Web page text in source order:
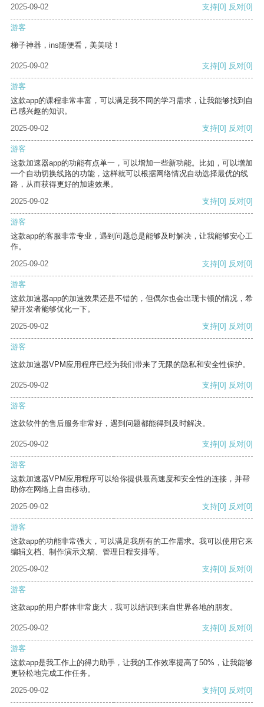
2025-09-02
支持[0] 反对[0]
游客
梯子神器，ins随便看，美美哒！
2025-09-02 支持[0] 反对[0]
游客
这款app的课程非常丰富，可以满足我不同的学习需求，让我能够找到自
己感兴趣的知识。
2025-09-02
支持[0] 反对[0]
游客
这款加速器app的功能有点单一，可以增加一些新功能。比如，可以增加
一个自动切换线路的功能，这样就可以根据网络情况自动选择最优的线
路，从而获得更好的加速效果。
2025-09-02
支持[0] 反对[0]
游客
这款app的客服非常专业，遇到问题总是能够及时解决，让我能够安心工
作。
2025-09-02
支持[0] 反对[0]
游客
这款加速器app的加速效果还是不错的，但偶尔也会出现卡顿的情况，希
望开发者能够优化一下。
2025-09-02
支持[0] 反对[0]
游客
这款加速器VPM应用程序已经为我们带来了无限的隐私和安全性保护。
2025-09-02 支持[0] 反对[0]
游客
这款软件的售后服务非常好，遇到问题都能得到及时解决。
2025-09-02 支持[0] 反对[0]
游客
这款加速器VPM应用程序可以给你提供最高速度和安全性的连接，并帮
助你在网络上自由移动。
2025-09-02
支持[0] 反对[0]
游客
这款app的功能非常强大，可以满足我所有的工作需求。我可以使用它来
编辑文档、制作演示文稿、管理日程安排等。
2025-09-02
支持[0] 反对[0]
游客
这款app的用户群体非常庞大，我可以结识到来自世界各地的朋友。
2025-09-02 支持[0] 反对[0]
游客
这款app是我工作上的得力助手，让我的工作效率提高了50%，让我能够
更轻松地完成工作任务。
2025-09-02
支持[0] 反对[0]